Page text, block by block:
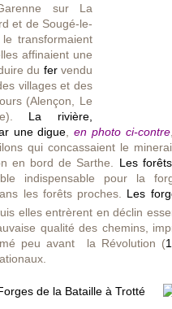
sur La
et de Sougé-le-
transformaient
affinaient une
du fervendu
villages et des
(Alençon, Le
La rivière,
une digue
en photo ci-contre
qui concassaient le
en bord de Sarthe. Les
indispensable pour la
les forêts proches. Les
elles entrèrent en déclin
qualité des chemins,
peu avant la Révolution (